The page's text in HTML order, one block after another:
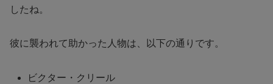
したね。
彼に襲われて助かった人物は、以下の通りです。
ビクター・クリール